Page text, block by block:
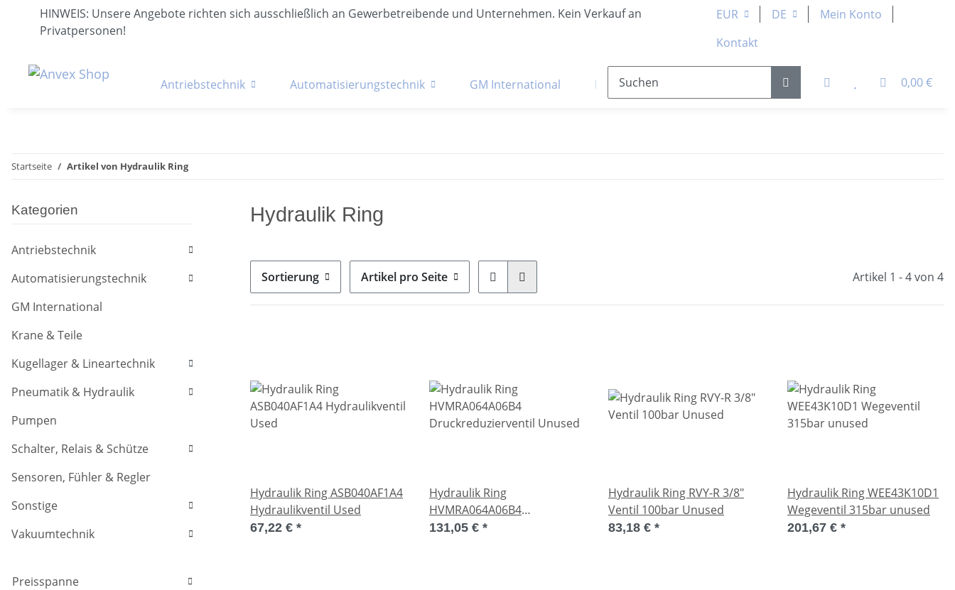
EUR DE
Mein Konto
Kontakt
HINWEIS: Unsere Angebote richten sich ausschließlich an Gewerbetreibende und Unternehmen. Kein Verkauf an
Privatpersonen!
0,00 €
Antriebstechnik Automatisierungstechnik GM International Krane & Teile Kugellager & Lineartechnik Pneumatik
Startseite Artikel von Hydraulik Ring
Hydraulik Ring
Sortierung Artikel pro Seite Artikel 1 - 4 von 4
Hydraulik Ring ASB040AF1A4
Hydraulikventil Used
67,22 € *
Hydraulik Ring
HVMRA064A06B4
Druckreduzierventil Unused
131,05 € *
Hydraulik Ring RVY-R 3/8"
Ventil 100bar Unused
83,18 € *
Hydraulik Ring WEE43K10D1
Wegeventil 315bar unused
201,67 € *
Kategorien
Antriebstechnik
Automatisierungstechnik
GM International
Krane & Teile
Kugellager & Lineartechnik
Pneumatik & Hydraulik
Pumpen
Schalter, Relais & Schütze
Sensoren, Fühler & Regler
Sonstige
Vakuumtechnik
Preisspanne